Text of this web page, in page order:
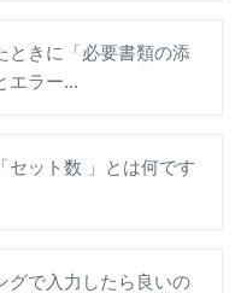
ときに「必要書類の添
エラー...
セット数 」とは何です
グで入力したら良いの